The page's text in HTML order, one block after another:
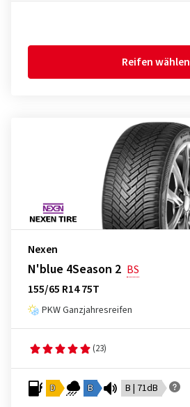
Reifen wählen
Nexen
N'blue 4Season 2 BS
155/65 R14 75T
PKW Ganzjahresreifen
(23)
D B B | 71dB